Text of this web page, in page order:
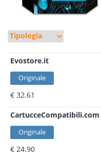
Evostore.it
Originale
€ 32.61
CartucceCompatibili.com
Originale
€ 24.90